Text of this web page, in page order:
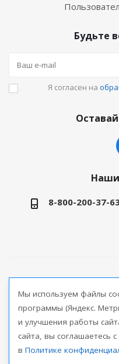
Будьте
Я согласен на
8-800-200-37-
Мы используем файлы
программы (Яндекс.
и улучшения работы
сайта, вы соглашаетесь
в Политике